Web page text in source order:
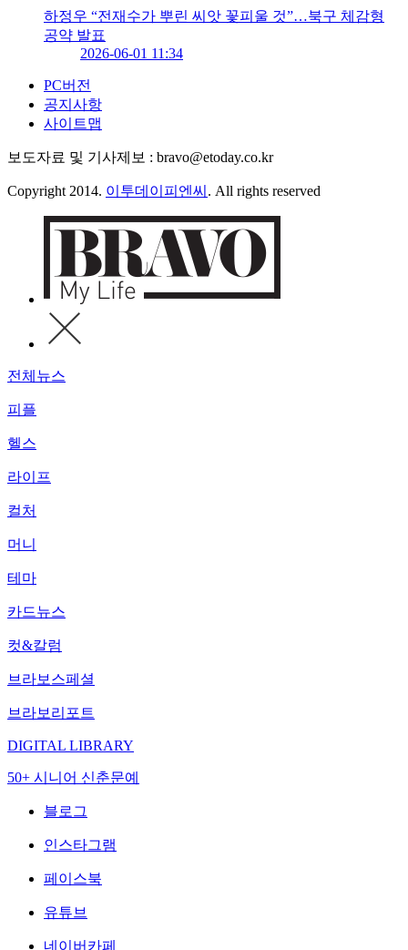
하정우 “전재수가 뿌린 씨앗 꽃피울 것”…북구 체감형
공약 발표
2026-06-01 11:34
PC버전
공지사항
사이트맵
보도자료 및 기사제보 : bravo@etoday.co.kr
Copyright 2014. 이투데이피엔씨 . All rights reserved
전체뉴스
피플
헬스
라이프
컬처
머니
테마
카드뉴스
컷&칼럼
브라보스페셜
브라보리포트
DIGITAL LIBRARY
50+ 시니어 신춘문예
블로그
인스타그램
페이스북
유튜브
네이버카페